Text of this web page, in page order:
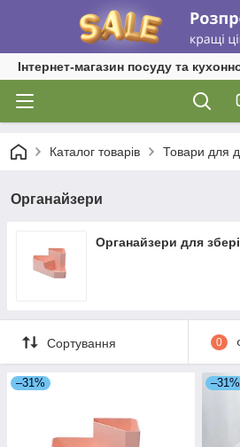
Інтернет-магазин посуду та
Каталог товарів Товари для
Органайзери
Органайзери для
Сортування 0
–31% –31%